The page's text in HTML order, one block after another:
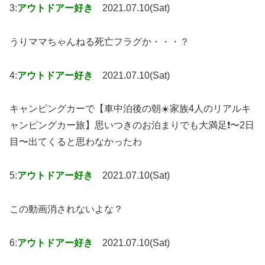
3:アウトドアー好き 2021.07.10(Sat)
うりママちゃんねる死亡フラグか・・・？
4:アウトドアー好き 2021.07.10(Sat)
キャンピングカーで【車中泊後の朝☀️家族4人のリアルキ
ャンピングカー旅】思いつきのお泊まりでも大満足❗️〜2日
目〜出てくると思わなかったわ
5:アウトドアー好き 2021.07.10(Sat)
この動画消されないよな？
6:アウトドアー好き 2021.07.10(Sat)